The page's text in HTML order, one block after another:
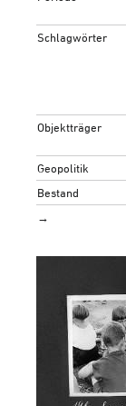
Schlagwörter
Objektträger
Geopolitik
Bestand
→